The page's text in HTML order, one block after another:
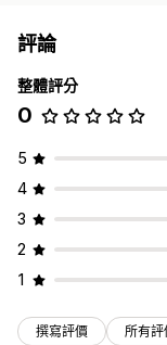
評論
整體評分
0
5
4
3
2
1
撰寫評價 所有評